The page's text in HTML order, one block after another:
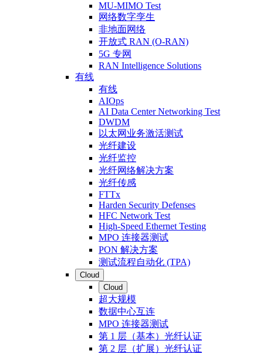
MU-MIMO Test
网络数字孪生
非地面网络
开放式 RAN (O-RAN)
5G 专网
RAN Intelligence Solutions
有线
有线
AIOps
AI Data Center Networking Test
DWDM
以太网业务激活测试
光纤建设
光纤监控
光纤网络解决方案
光纤传感
FTTx
Harden Security Defenses
HFC Network Test
High-Speed Ethernet Testing
MPO 连接器测试
PON 解决方案
测试流程自动化 (TPA)
Cloud
Cloud
超大规模
数据中心互连
MPO 连接器测试
第 1 层（基本）光纤认证
第 2 层（扩展）光纤认证